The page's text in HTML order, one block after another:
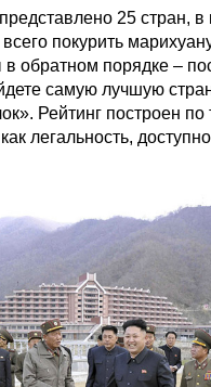
25 стран, в
покурить
обратном порядке –
самую лучшую
Рейтинг построен по
легальность,